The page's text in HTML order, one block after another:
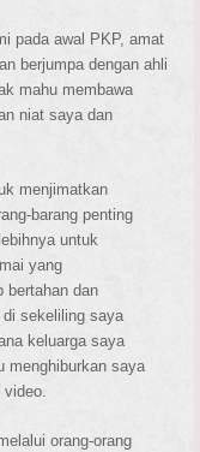
pada awal PKP, amat
berjumpa dengan ahli
mahu membawa
niat saya dan
menjimatkan
barang penting
untuk
yang
bertahan dan
di sekeliling saya
keluarga saya
menghiburkan saya
video.
orang-orang